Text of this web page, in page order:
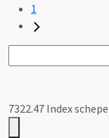
1
7322.47 Index